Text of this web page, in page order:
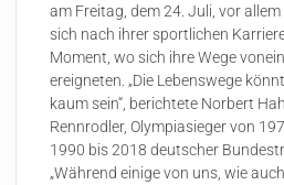
am Freitag, dem 24. Juli, vor
sich nach ihrer sportlichen
Moment, wo sich ihre Wege
ereigneten. „Die Lebenswege
kaum sein“, berichtete Norbert
Rennrodler, Olympiasieger von
1990 bis 2018 deutscher
„Während einige von uns, wie